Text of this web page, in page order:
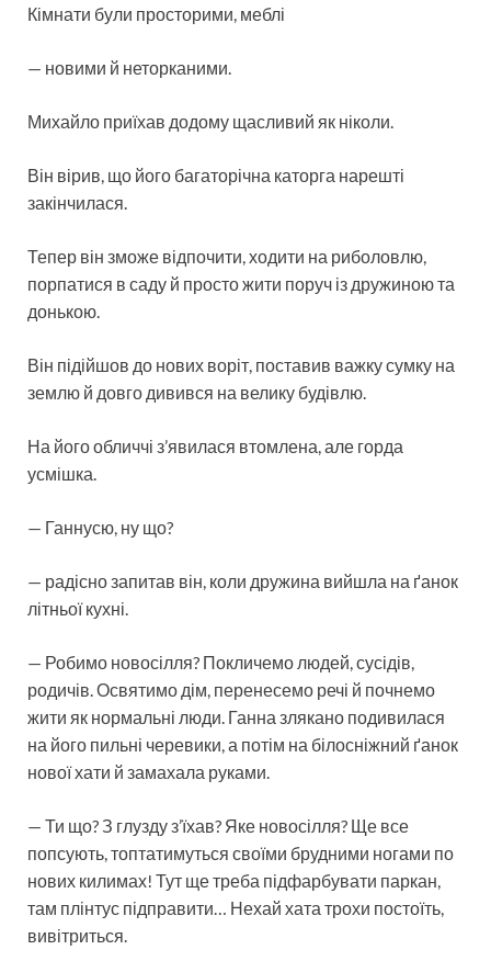
Кімнати були просторими, меблі
— новими й неторканими.
Михайло приїхав додому щасливий як ніколи.
Він вірив, що його багаторічна каторга нарешті
закінчилася.
Тепер він зможе відпочити, ходити на риболовлю,
порпатися в саду й просто жити поруч із дружиною та
донькою.
Він підійшов до нових воріт, поставив важку сумку на
землю й довго дивився на велику будівлю.
На його обличчі з’явилася втомлена, але горда
усмішка.
— Ганнусю, ну що?
— радісно запитав він, коли дружина вийшла на ґанок
літньої кухні.
— Робимо новосілля? Покличемо людей, сусідів,
родичів. Освятимо дім, перенесемо речі й почнемо
жити як нормальні люди. Ганна злякано подивилася
на його пильні черевики, а потім на білосніжний ґанок
нової хати й замахала руками.
— Ти що? З глузду з’їхав? Яке новосілля? Ще все
попсують, топтатимуться своїми брудними ногами по
нових килимах! Тут ще треба підфарбувати паркан,
там плінтус підправити… Нехай хата трохи постоїть,
вивітриться.